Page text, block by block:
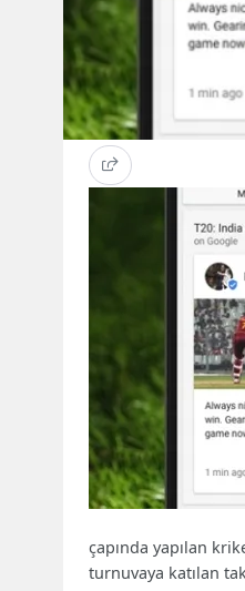
çapında yapılan
turnuvaya katılan